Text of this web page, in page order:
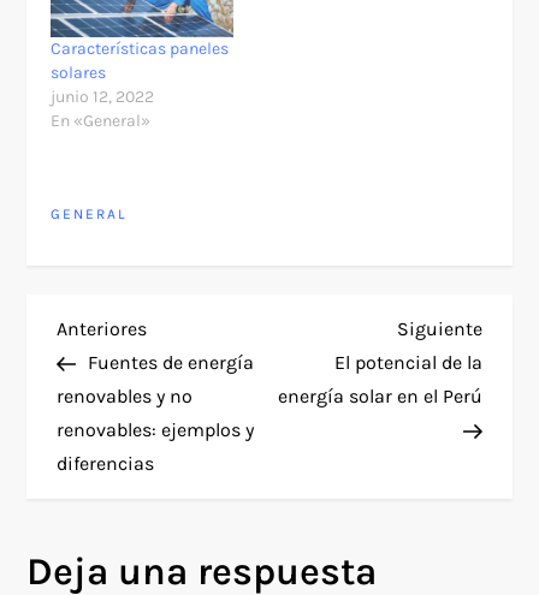
Características paneles
solares
junio 12, 2022
En «General»
GENERAL
N
a
v
g
Entrada
anterior
Anteriores
Fuentes de energía
renovables y no
renovables: ejemplos y
diferencias
Siguiente
El potencial de la
energía solar en el Perú
Deja una respuesta